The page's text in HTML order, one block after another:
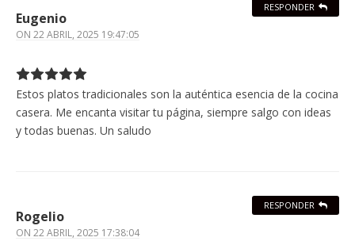
Eugenio
ON 22 ABRIL, 2025 19:47:05
Estos platos tradicionales son la auténtica esencia de la cocina
casera. Me encanta visitar tu página, siempre salgo con ideas
y todas buenas. Un saludo
RESPONDER
Rogelio
ON 22 ABRIL, 2025 17:38:04
RESPONDER